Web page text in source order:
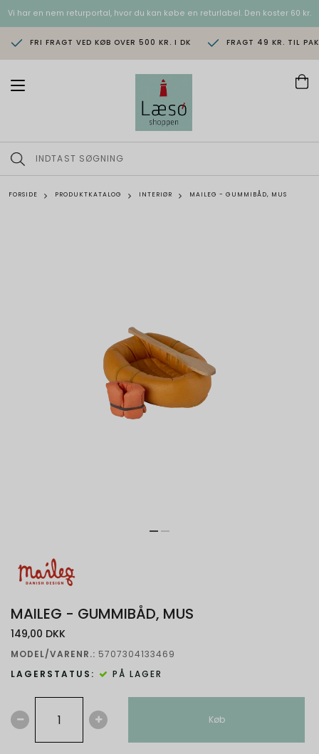
Vi har en nem returportal, hvor du kan købe en returlabel. Den koster 60 kr.
FRI FRAGT VED KØB OVER 500 KR. I DK FRAGT 49 KR. TIL
T
n
a
i
FORSIDE PRODUKTKATALOG INTERIØR MAILEG - GUMMIBÅD, MUS
MAILEG - GUMMIBÅD, MUS
149,00 DKK
MODEL/VARENR.: 5707304133469
LAGERSTATUS:
PÅ LAGER
Køb